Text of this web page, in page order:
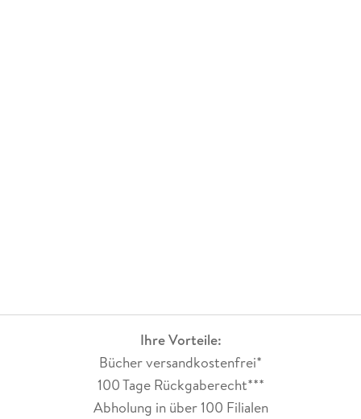
Ihre Vorteile:
Bücher versandkostenfrei*
100 Tage Rückgaberecht***
Abholung in über 100 Filialen